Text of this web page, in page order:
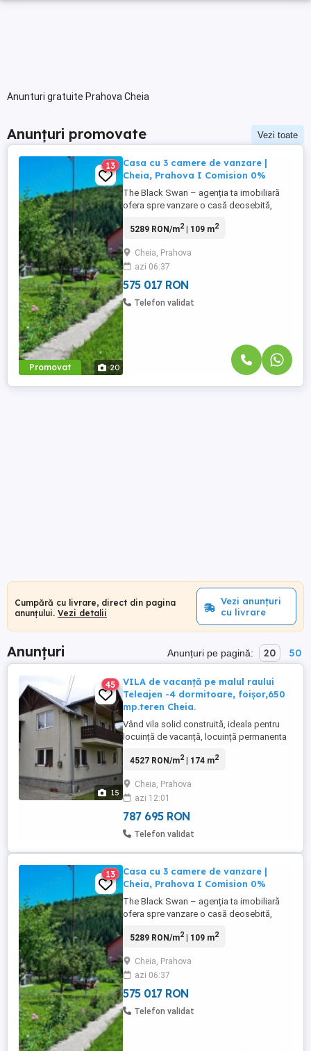
Anunturi gratuite Prahova Cheia
Anunțuri promovate Vezi toate
Promovat 20
13
Casa cu 3 camere de vanzare |
Cheia, Prahova I Comision 0%
The Black Swan – agenția ta imobiliară
ofera spre vanzare o casă deosebită,
județul Prahova, într-un cadru montan
bogată și liniște deplină – locul ideal
pentru cei care caută refugiu în natură fără
a renunța la confortul ...
5289 RON/m2| 109 m2
Cheia, Prahova
azi 06:37
575 017 RON
Telefon validat
Cumpără cu livrare, direct din pagina
anunțului. Vezi detalii
Vezi anunțuri
cu livrare
Anunțuri Anunțuri pe pagină: 20 50
15
45
VILA de vacanță pe malul raului
Teleajen -4 dormitoare, foișor,650
mp.teren Cheia.
Vând vila solid construită, ideala pentru
locuință de vacanță, locuință permanenta
montană Cheia (Prahova) într-o zonă
Teleajen.Suprafata construită
174mp.Teren generos 650 mp. 4
dormitoare,2 băii, living+bucătărie
4527 RON/m2| 174 m2
Cheia, Prahova
azi 12:01
787 695 RON
Telefon validat
13
Casa cu 3 camere de vanzare |
Cheia, Prahova I Comision 0%
The Black Swan – agenția ta imobiliară
ofera spre vanzare o casă deosebită,
județul Prahova, într-un cadru montan
bogată și liniște deplină – locul ideal
pentru cei care caută refugiu în natură fără
a renunța la confortul ...
5289 RON/m2| 109 m2
Cheia, Prahova
azi 06:37
575 017 RON
Telefon validat